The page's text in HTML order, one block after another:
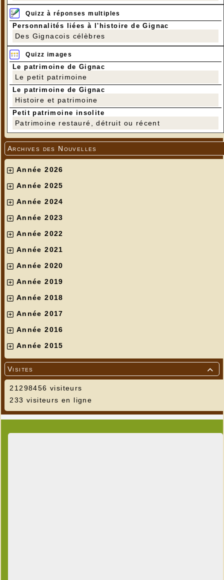
Quizz à réponses multiples
Personnalités liées à l'histoire de Gignac
Des Gignacois célèbres
Quizz images
Le patrimoine de Gignac
Le petit patrimoine
Le patrimoine de Gignac
Histoire et patrimoine
Petit patrimoine insolite
Patrimoine restauré, détruit ou récent
Archives des Nouvelles
Année 2026
Année 2025
Année 2024
Année 2023
Année 2022
Année 2021
Année 2020
Année 2019
Année 2018
Année 2017
Année 2016
Année 2015

Visites
21298456 visiteurs
233 visiteurs en ligne